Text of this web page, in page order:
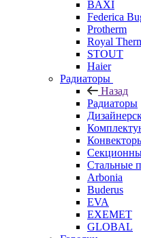
BAXI
Federica
Protherm
Royal
STOUT
Haier
Радиаторы
Назад
Радиаторы
Стальные
Arbonia
Buderus
EVA
EXEMET
GLOBAL